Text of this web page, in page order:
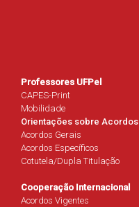
Professores UFPel
CAPES-Print
Mobilidade
Orientações sobre Acordos
Acordos Gerais
Acordos Específicos
Cotutela/Dupla Titulação
Cooperação Internacional
Acordos Vigentes